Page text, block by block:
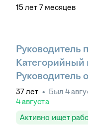
15 лет 7 месяцев
Руководитель
Руководитель
37лет • Был 4
4 августа
Активно ищет